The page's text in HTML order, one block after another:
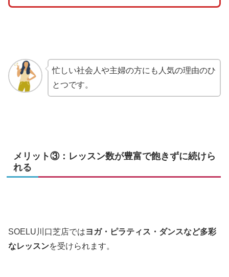
忙しい社会人や主婦の方にも人気の理由のひ
とつです。
メリット③：レッスン数が豊富で飽きずに続けら
れる
SOELU川口芝店ではヨガ・ピラティス・ダンスなど多彩
なレッスンを受けられます。